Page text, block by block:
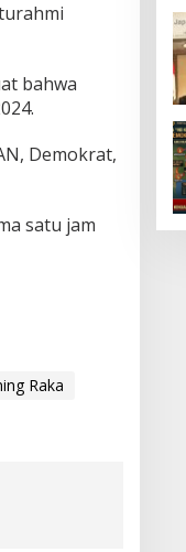
bahwa
Demokrat,
satu jam
Raka